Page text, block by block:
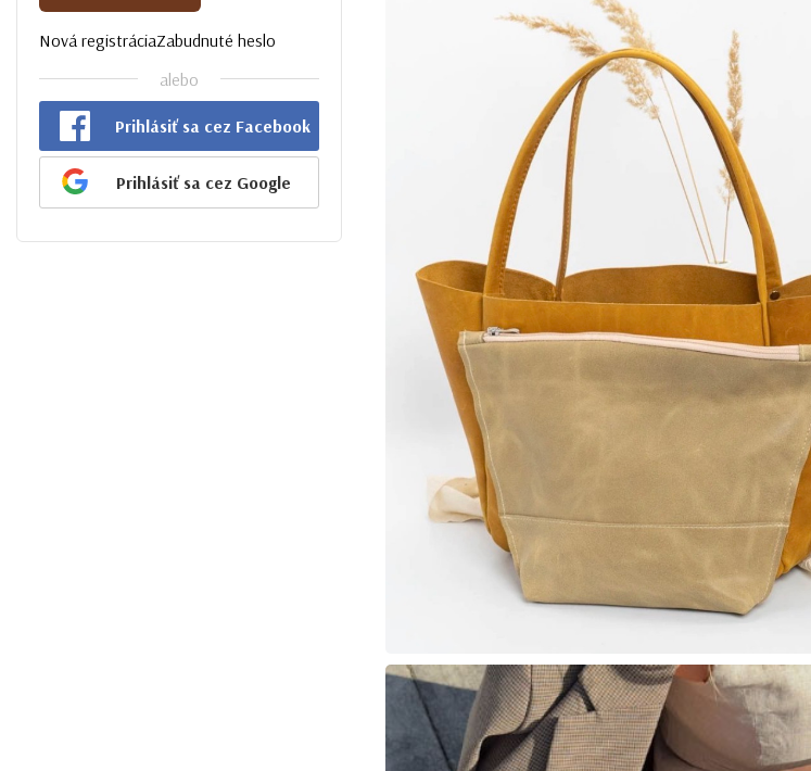
Nová registráciaZabudnuté heslo
alebo
Prihlásiť sa cez Facebook
Prihlásiť sa cez Google